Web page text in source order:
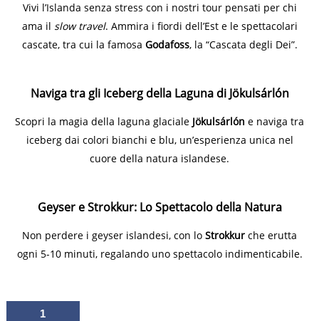
Vivi l’Islanda senza stress con i nostri tour pensati per chi
ama il slow travel. Ammira i fiordi dell’Est e le spettacolari
cascate, tra cui la famosa Godafoss, la “Cascata degli Dei”.
Naviga tra gli Iceberg della Laguna di Jökulsárlón
Scopri la magia della laguna glaciale Jökulsárlón e naviga tra
iceberg dai colori bianchi e blu, un’esperienza unica nel
cuore della natura islandese.
Geyser e Strokkur: Lo Spettacolo della Natura
Non perdere i geyser islandesi, con lo Strokkur che erutta
ogni 5-10 minuti, regalando uno spettacolo indimenticabile.
1